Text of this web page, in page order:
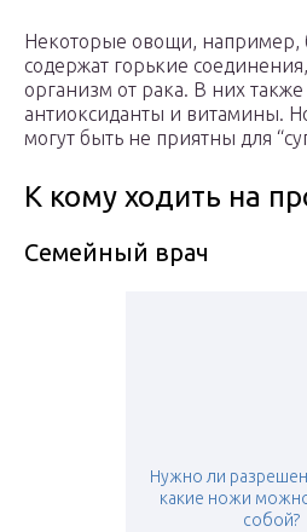
Некоторые овощи, например,
содержат горькие
организм от рака. В них
антиоксиданты и витамины.
могут быть не приятны для
К кому ходить на
Семейный врач
Нужно ли
какие ножи
собой?